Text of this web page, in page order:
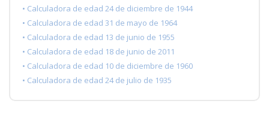
• Calculadora de edad 24 de diciembre de 1944
• Calculadora de edad 31 de mayo de 1964
• Calculadora de edad 13 de junio de 1955
• Calculadora de edad 18 de junio de 2011
• Calculadora de edad 10 de diciembre de 1960
• Calculadora de edad 24 de julio de 1935